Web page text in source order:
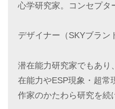
心学研究家。コンセプタ
デザイナー（SKYブラン
潜在能力研究家でもあり
在能力やESP現象・超常
作家のかたわら研究を続